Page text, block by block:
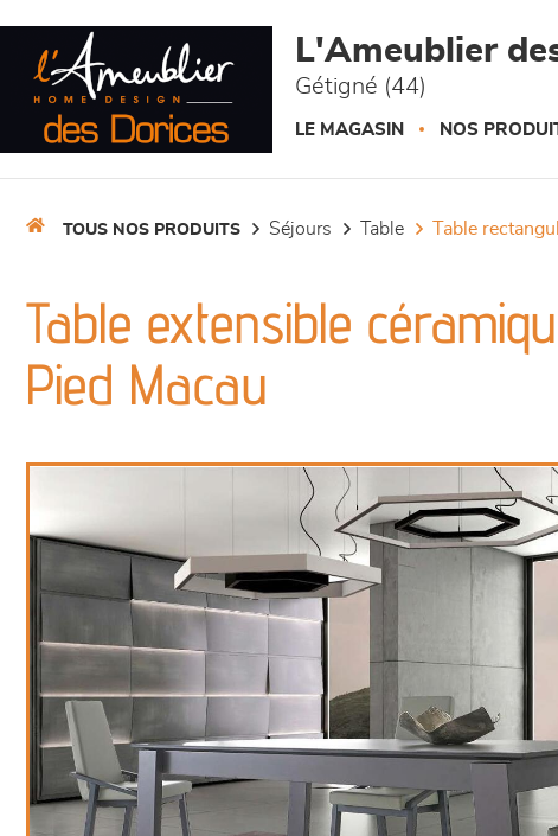
L'Ameublier
Gétigné (44)
LE MAGASIN NOS
TOUS NOS PRODUITS séjours table table
Table extensible
Pied Macau